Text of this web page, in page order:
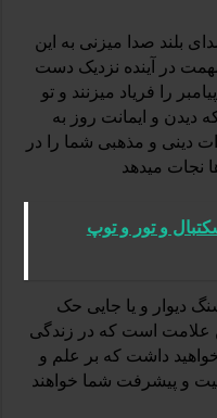
بلند صدا میزنی به این
در آینده نزدیک دست
را فریاد میزنند و تو
و ایمانت روز به
دینی و مذهبی شما را در
نجات میدهد
و تور و توپ
دیوار و یا جایی حک
علامت است که در زندگی
داشت که بر علم و
و پیشرفت شما خواهند